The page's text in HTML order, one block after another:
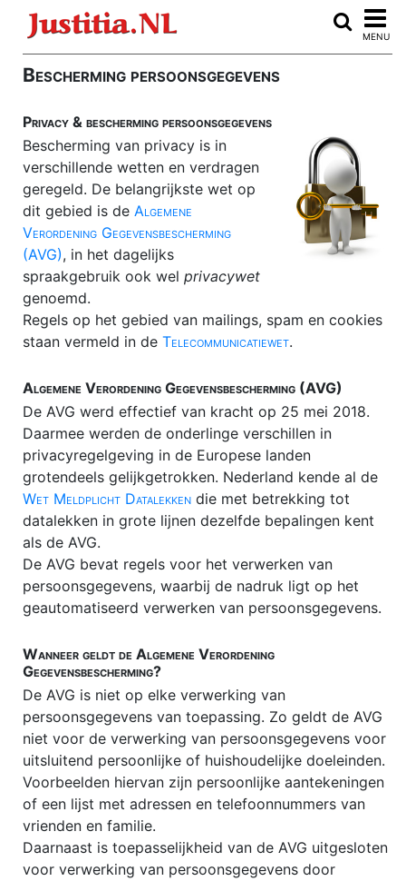
Home
Advocaten vergelijken
Auteursrecht
Burenrecht
CLOUDRECHT
Consumentenkoop
Consumentenrecht
Echtscheiding
E-discovery
FAILLISSEMENT
Flex-BV
Gratie
HUURRECHT
Incassokosten
Juridische modellen
Juridische opleidingen
Juridische vacatures
Letselschade
Meineed
Merkenrecht
No cure no pay
Notarissen vergelijken
Opzegging abonnementen
MENU
Bescherming persoonsgegevens
Privacy & bescherming persoonsgegevens
Bescherming van privacy is in
verschillende wetten en verdragen
geregeld. De belangrijkste wet op
dit gebied is de Algemene
Verordening Gegevensbescherming
(AVG), in het dagelijks
spraakgebruik ook wel privacywet
genoemd.
Regels op het gebied van mailings, spam en cookies
staan vermeld in de Telecommunicatiewet.
Algemene Verordening Gegevensbescherming (AVG)
De AVG werd effectief van kracht op 25 mei 2018.
Daarmee werden de onderlinge verschillen in
privacyregelgeving in de Europese landen
grotendeels gelijkgetrokken. Nederland kende al de
Wet Meldplicht Datalekken die met betrekking tot
datalekken in grote lijnen dezelfde bepalingen kent
als de AVG.
De AVG bevat regels voor het verwerken van
persoonsgegevens, waarbij de nadruk ligt op het
geautomatiseerd verwerken van persoonsgegevens.
Wanneer geldt de Algemene Verordening
Gegevensbescherming?
De AVG is niet op elke verwerking van
persoonsgegevens van toepassing. Zo geldt de AVG
niet voor de verwerking van persoonsgegevens voor
uitsluitend persoonlijke of huishoudelijke doeleinden.
Voorbeelden hiervan zijn persoonlijke aantekeningen
of een lijst met adressen en telefoonnummers van
vrienden en familie.
Daarnaast is toepasselijkheid van de AVG uitgesloten
voor verwerking van persoonsgegevens door